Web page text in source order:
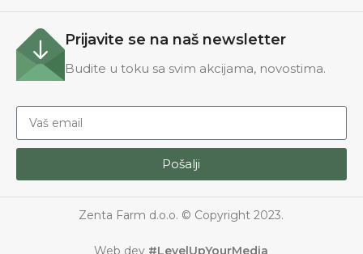
Prijavite se na naš newsletter
Budite u toku sa svim akcijama, novostima.
Pošalji
Zenta Farm d.o.o. © Copyright 2023.
Web dev #LevelUpYourMedia